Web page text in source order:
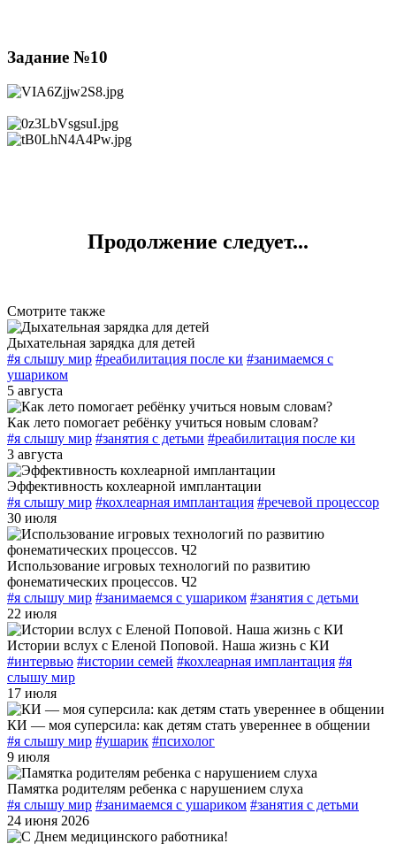
Задание №10
Продолжение следует...
Смотрите также
Дыхательная зарядка для детей
#я слышу мир #реабилитация после ки #занимаемся с
ушариком
5 августа
Как лето помогает ребёнку учиться новым словам?
#я слышу мир #занятия с детьми #реабилитация после ки
3 августа
Эффективность кохлеарной имплантации
#я слышу мир #кохлеарная имплантация #речевой процессор
30 июля
Использование игровых технологий по развитию
фонематических процессов. Ч2
#я слышу мир #занимаемся с ушариком #занятия с детьми
22 июля
Истории вслух с Еленой Поповой. Наша жизнь с КИ
#интервью #истории семей #кохлеарная имплантация #я
слышу мир
17 июля
КИ — моя суперсила: как детям стать увереннее в общении
#я слышу мир #ушарик #психолог
9 июля
Памятка родителям ребенка с нарушением слуха
#я слышу мир #занимаемся с ушариком #занятия с детьми
24 июня 2026